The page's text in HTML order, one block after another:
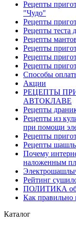
Рецепты
"Чудо"
Рецепты
Рецепты теста
Рецепты
Рецепты
Рецепты
Рецепты
Способы
Акции
РЕЦЕПТЫ
АВТОКЛАВЕ
Рецепты
Рецепты из
при помощи
Рецепты
Рецепты
Почему
наложенным
Рейтинг
ПОЛИТИКА
Как правильно
Каталог